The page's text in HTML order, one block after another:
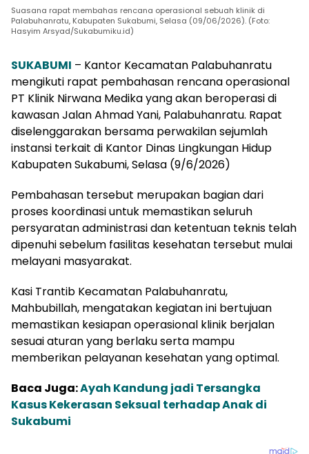
Suasana rapat membahas rencana operasional sebuah klinik di
Palabuhanratu, Kabupaten Sukabumi, Selasa (09/06/2026). (Foto:
Hasyim Arsyad/Sukabumiku.id)
SUKABUMI – Kantor Kecamatan Palabuhanratu
mengikuti rapat pembahasan rencana operasional
PT Klinik Nirwana Medika yang akan beroperasi di
kawasan Jalan Ahmad Yani, Palabuhanratu. Rapat
diselenggarakan bersama perwakilan sejumlah
instansi terkait di Kantor Dinas Lingkungan Hidup
Kabupaten Sukabumi, Selasa (9/6/2026)
Pembahasan tersebut merupakan bagian dari
proses koordinasi untuk memastikan seluruh
persyaratan administrasi dan ketentuan teknis telah
dipenuhi sebelum fasilitas kesehatan tersebut mulai
melayani masyarakat.
Kasi Trantib Kecamatan Palabuhanratu,
Mahbubillah, mengatakan kegiatan ini bertujuan
memastikan kesiapan operasional klinik berjalan
sesuai aturan yang berlaku serta mampu
memberikan pelayanan kesehatan yang optimal.
Baca Juga:Ayah Kandung jadi Tersangka
Kasus Kekerasan Seksual terhadap Anak di
Sukabumi